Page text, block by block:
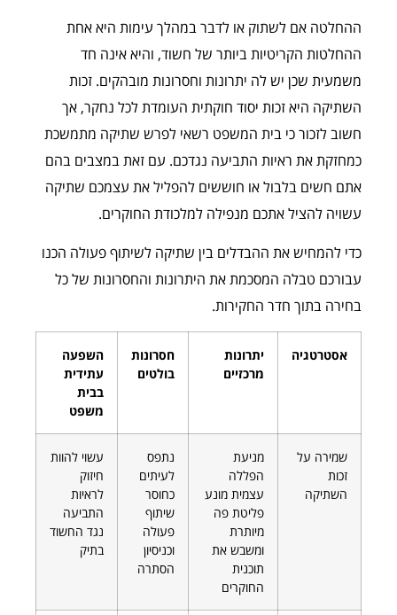
ההחלטה אם לשתוק או לדבר במהלך עימות היא אחת
ההחלטות הקריטיות ביותר של חשוד, והיא אינה חד
משמעית שכן יש לה יתרונות וחסרונות מובהקים. זכות
השתיקה היא זכות יסוד חוקתית העומדת לכל נחקר, אך
חשוב לזכור כי בית המשפט רשאי לפרש שתיקה מתמשכת
כמחזקת את ראיות התביעה נגדכם. עם זאת במצבים בהם
אתם חשים בלבול או חוששים להפליל את עצמכם שתיקה
עשויה להציל אתכם מנפילה למלכודת החוקרים.
כדי להמחיש את ההבדלים בין שתיקה לשיתוף פעולה הכנו
עבורכם טבלה המסכמת את היתרונות והחסרונות של כל
בחירה בתוך חדר החקירות.
אסטרטגיה
יתרונות
מרכזיים
חסרונות
בולטים
השפעה
עתידית
בבית
משפט
שמירה על
זכות
השתיקה
מניעת
הפללה
עצמית מונע
פליטת פה
מיותרת
ומשבש את
תוכנית
החוקרים
נתפס
לעיתים
כחוסר
שיתוף
פעולה
וכניסיון
הסתרה
עשוי להוות
חיזוק
לראיות
התביעה
נגד החשוד
בתיק